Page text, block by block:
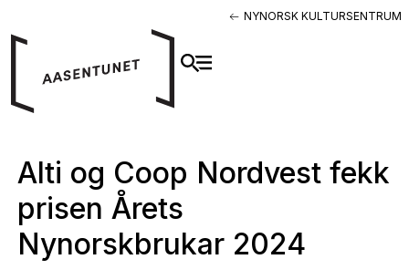
NYNORSK KULTURSENTRUM
Alti og Coop Nordvest fekk
prisen Årets
Nynorskbrukar 2024